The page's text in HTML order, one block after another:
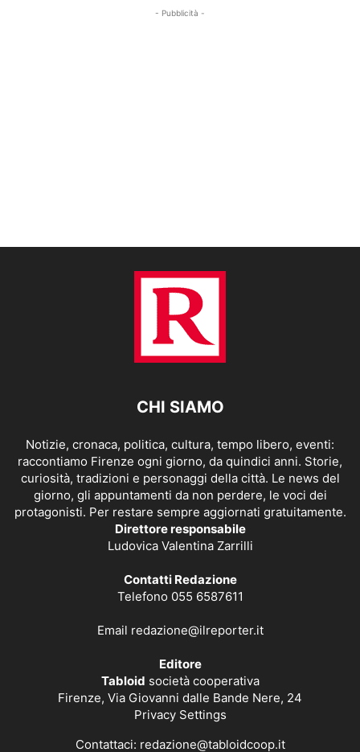
- Pubblicità -
CHI SIAMO
Notizie, cronaca, politica, cultura, tempo libero, eventi:
raccontiamo Firenze ogni giorno, da quindici anni. Storie,
curiosità, tradizioni e personaggi della città. Le news del
giorno, gli appuntamenti da non perdere, le voci dei
protagonisti. Per restare sempre aggiornati gratuitamente.
Direttore responsabile
Ludovica Valentina Zarrilli
Contatti Redazione
Telefono 055 6587611
Email redazione@ilreporter.it
Editore
Tabloid società cooperativa
Firenze, Via Giovanni dalle Bande Nere, 24
Privacy Settings
Contattaci: redazione@tabloidcoop.it